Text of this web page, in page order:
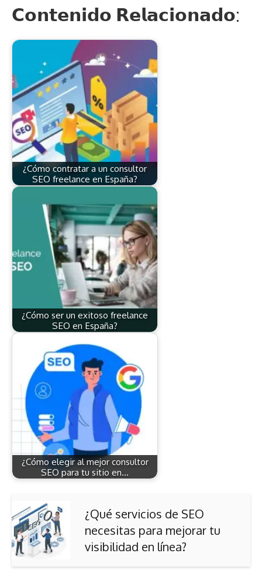
𝗖𝗼𝗻𝘁𝗲𝗻𝗶𝗱𝗼 𝗥𝗲𝗹𝗮𝗰𝗶𝗼𝗻𝗮𝗱𝗼:
¿Cómo contratar a un consultor
SEO freelance en España?
¿Cómo ser un exitoso freelance
SEO en España?
¿Cómo elegir al mejor consultor
SEO para tu sitio en…
¿Qué servicios de SEO
necesitas para mejorar tu
visibilidad en línea?